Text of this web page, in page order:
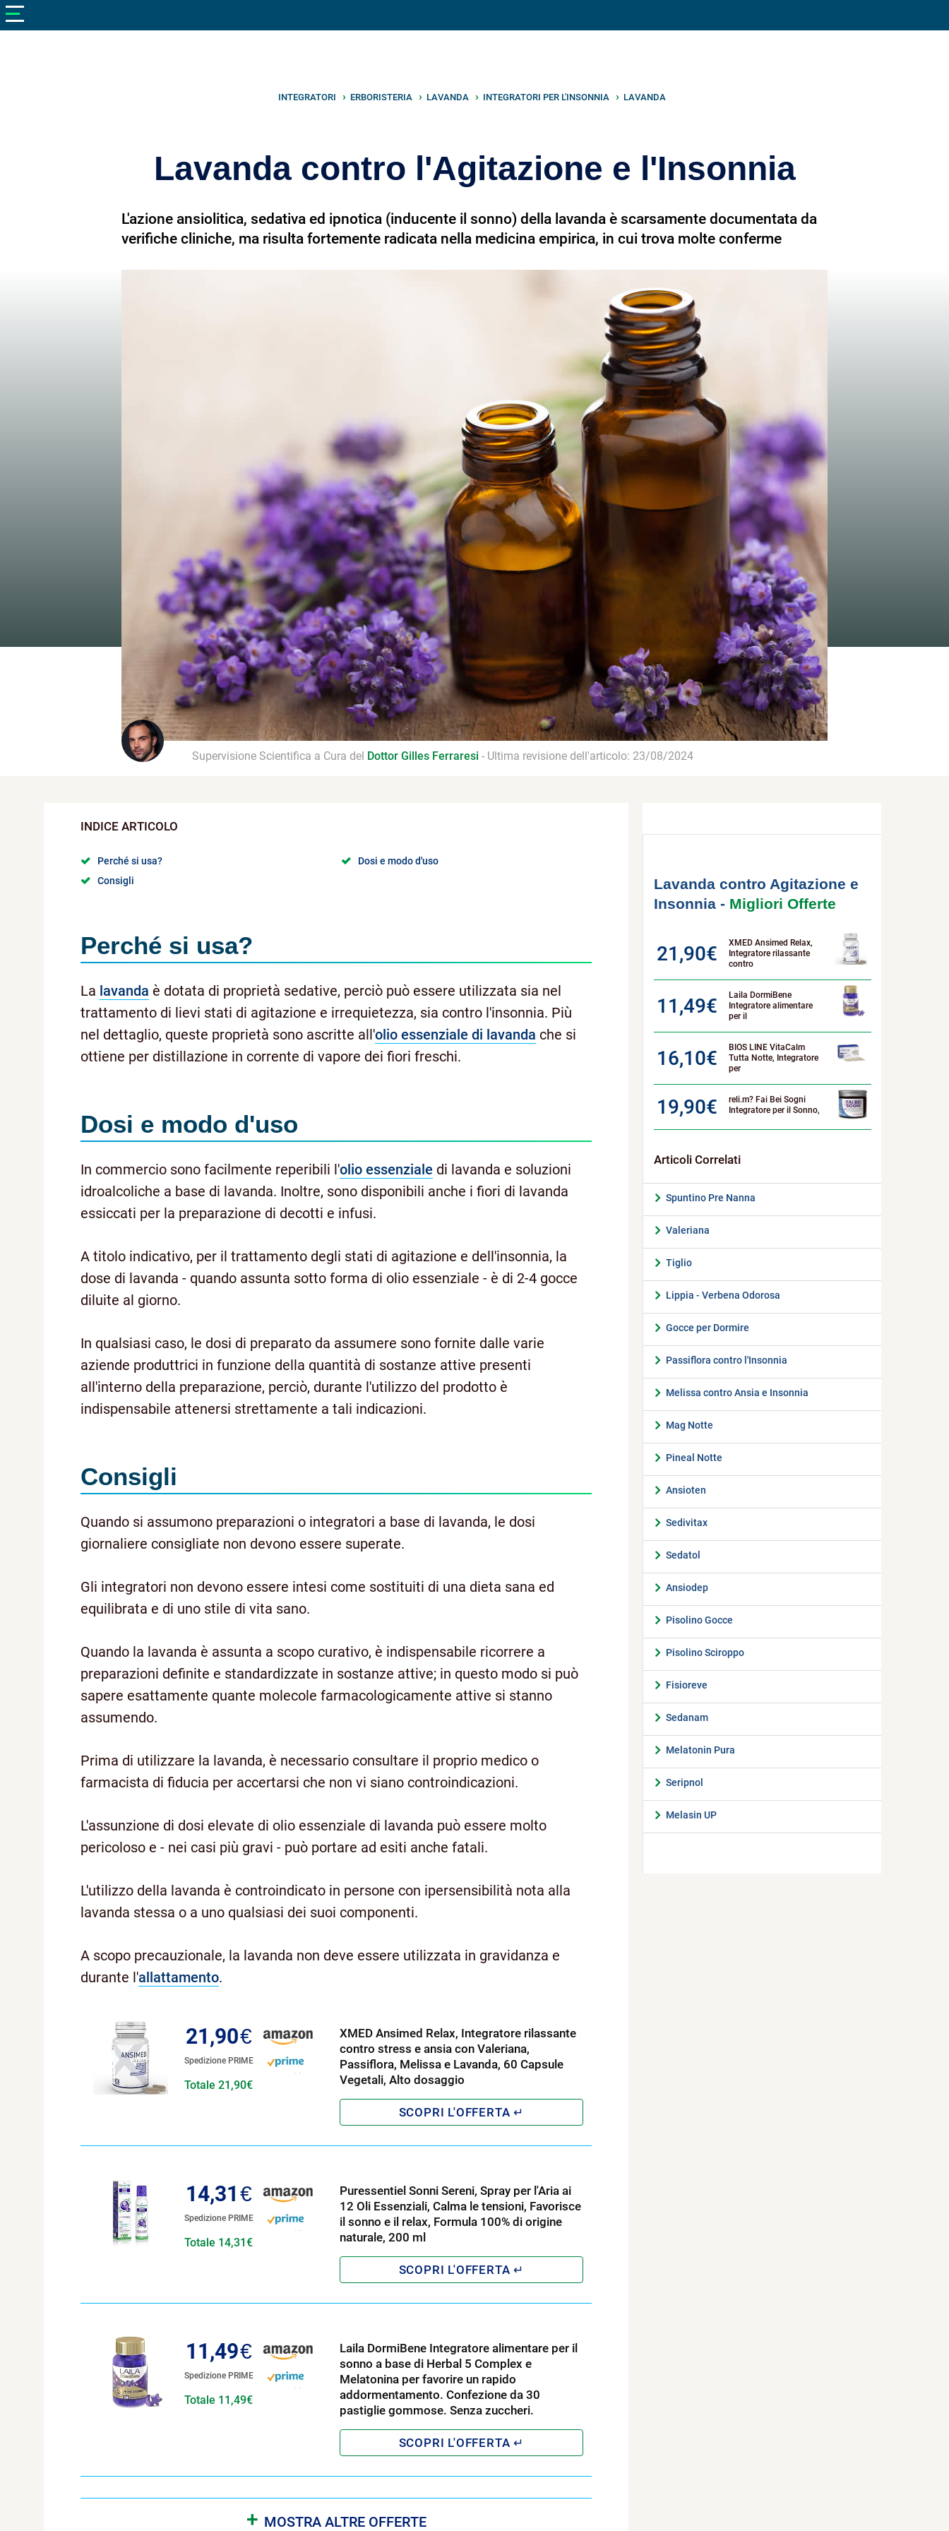
INTEGRATORI ERBORISTERIA LAVANDA INTEGRATORI PER L'INSONNIA LAVANDA
Lavanda contro l'Agitazione e l'Insonnia
L'azione ansiolitica, sedativa ed ipnotica (inducente il sonno) della lavanda è scarsamente documentata da
verifiche cliniche, ma risulta fortemente radicata nella medicina empirica, in cui trova molte conferme
Supervisione Scientifica a Cura del Dottor Gilles Ferraresi - Ultima revisione dell'articolo: 23/08/2024
Perché si usa?
Dosi e modo d'uso
Consigli
Perché si usa?
La lavanda è dotata di proprietà sedative, perciò può essere utilizzata sia nel
trattamento di lievi stati di agitazione e irrequietezza, sia contro l'insonnia. Più
nel dettaglio, queste proprietà sono ascritte all'olio essenziale di lavanda che si
ottiene per distillazione in corrente di vapore dei fiori freschi.
Dosi e modo d'uso
In commercio sono facilmente reperibili l'olio essenziale di lavanda e soluzioni
idroalcoliche a base di lavanda. Inoltre, sono disponibili anche i fiori di lavanda
essiccati per la preparazione di decotti e infusi.
A titolo indicativo, per il trattamento degli stati di agitazione e dell'insonnia, la
dose di lavanda - quando assunta sotto forma di olio essenziale - è di 2-4 gocce
diluite al giorno.
In qualsiasi caso, le dosi di preparato da assumere sono fornite dalle varie
aziende produttrici in funzione della quantità di sostanze attive presenti
all'interno della preparazione, perciò, durante l'utilizzo del prodotto è
indispensabile attenersi strettamente a tali indicazioni.
Consigli
Quando si assumono preparazioni o integratori a base di lavanda, le dosi
giornaliere consigliate non devono essere superate.
Gli integratori non devono essere intesi come sostituiti di una dieta sana ed
equilibrata e di uno stile di vita sano.
Quando la lavanda è assunta a scopo curativo, è indispensabile ricorrere a
preparazioni definite e standardizzate in sostanze attive; in questo modo si può
sapere esattamente quante molecole farmacologicamente attive si stanno
assumendo.
Prima di utilizzare la lavanda, è necessario consultare il proprio medico o
farmacista di fiducia per accertarsi che non vi siano controindicazioni.
L'assunzione di dosi elevate di olio essenziale di lavanda può essere molto
pericoloso e - nei casi più gravi - può portare ad esiti anche fatali.
L'utilizzo della lavanda è controindicato in persone con ipersensibilità nota alla
lavanda stessa o a uno qualsiasi dei suoi componenti.
A scopo precauzionale, la lavanda non deve essere utilizzata in gravidanza e
durante l'allattamento.
21,90€
Spedizione PRIME
Totale 21,90€
XMED Ansimed Relax, Integratore rilassante
contro stress e ansia con Valeriana,
Passiflora, Melissa e Lavanda, 60 Capsule
Vegetali, Alto dosaggio
14,31 €
Spedizione PRIME
Totale 14,31€
Puressentiel Sonni Sereni, Spray per l'Aria ai
12 Oli Essenziali, Calma le tensioni, Favorisce
il sonno e il relax, Formula 100% di origine
naturale, 200 ml
11,49€
Spedizione PRIME
Totale 11,49€
Laila DormiBene Integratore alimentare per il
sonno a base di Herbal 5 Complex e
Melatonina per favorire un rapido
addormentamento. Confezione da 30
pastiglie gommose. Senza zuccheri.
+ MOSTRA ALTRE OFFERTE
Lavanda contro Agitazione e
Insonnia - Migliori Offerte
21,90€
XMED Ansimed Relax,
Integratore rilassante
contro
11,49€
Laila DormiBene
Integratore alimentare
per il
16,10€
BIOS LINE VitaCalm
Tutta Notte, Integratore
per
19,90€
reli.m? Fai Bei Sogni
Integratore per il Sonno,
Spuntino Pre Nanna
Valeriana
Tiglio
Lippia - Verbena Odorosa
Gocce per Dormire
Passiflora contro l'Insonnia
Melissa contro Ansia e Insonnia
Mag Notte
Pineal Notte
Ansioten
Sedivitax
Sedatol
Ansiodep
Pisolino Gocce
Pisolino Sciroppo
Fisioreve
Sedanam
Melatonin Pura
Seripnol
Melasin UP
V netonutrizione